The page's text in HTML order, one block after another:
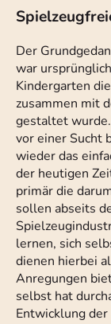
Der
war
Kindergarten
zusammen mit
gestaltet
vor einer Sucht
wieder das
der heutigen
primär die
sollen abseits
lernen, sich
dienen hierbei
Anregungen
selbst hat
Entwicklung der